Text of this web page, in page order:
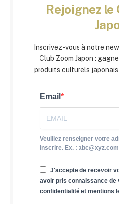
Rejoignez le
Inscrivez-vous à notre
Club Zoom Japon :
produits culturels japonais
Email
Veuillez renseigner votre
inscrire. Ex. : abc@xyz.com
J'accepte de recevoir
avoir pris connaissance de
confidentialité et mentions